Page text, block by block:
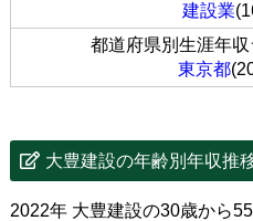
建設業
都道府県別生涯年
東京都
大豊建設の年齢別年収推
2022年 大豊建設の30歳から